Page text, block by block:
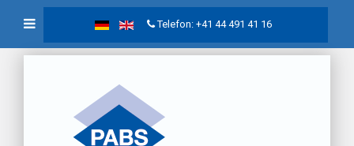
Telefon: +41 44 491 41 16